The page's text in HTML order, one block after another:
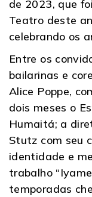
de 2023, que
Teatro deste
celebrando os
Entre os
bailarinas e
Alice Poppe,
dois meses o
Humaitá; a
Stutz com seu
identidade e
trabalho
temporadas